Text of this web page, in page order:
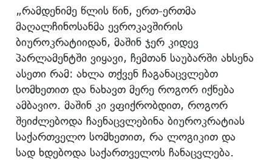
„რამდენიმე წლის წინ, ერთ-ერთმა
მაღალჩინოსანმა ევროკავშირის
ბიუროკრატიიდან, მაშინ ჯერ კიდევ
პარლამენტში ვიყავი, ჩემთან საუბარში ახსენა
ასეთი რამ: ახლა თქვენ ჩაგანაცვლებთ
სომხეთით და ნახავთ მერე როგორ იქნება
ამბავიო. მაშინ კი ვფიქრობდით, როგორ
შეიძლებოდა ჩაენაცვლებინა ბიუროკრატიას
საქართველო სომხეთით, რა ლოგიკით და
სად ხდებოდა საქართველოს ჩანაცვლება.